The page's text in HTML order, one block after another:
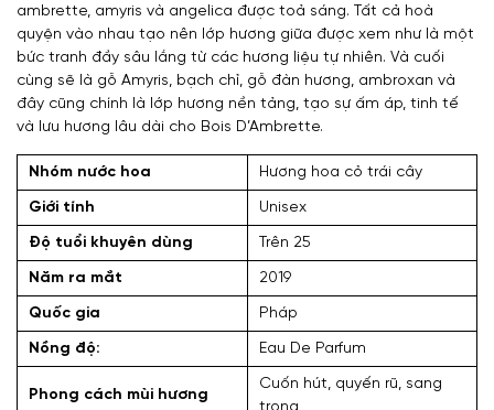
ambrette, amyris và angelica được toả sáng. Tất cả hoà
quyện vào nhau tạo nên lớp hương giữa được xem như là một
bức tranh đầy sâu lắng từ các hương liệu tự nhiên. Và cuối
cùng sẽ là gỗ Amyris, bạch chỉ, gỗ đàn hương, ambroxan và
đây cũng chính là lớp hương nền tảng, tạo sự ấm áp, tinh tế
và lưu hương lâu dài cho Bois D’Ambrette.
Nhóm nước hoa Hương hoa cỏ trái cây
Giới tính Unisex
Độ tuổi khuyên dùng Trên 25
Năm ra mắt 2019
Quốc gia Pháp
Nồng độ: Eau De Parfum
Phong cách mùi hương
Cuốn hút, quyến rũ, sang